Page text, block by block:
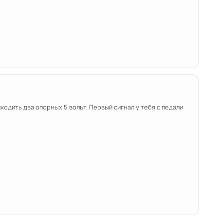
два опорных 5 вольт. Первый сигнал у тебя с педали